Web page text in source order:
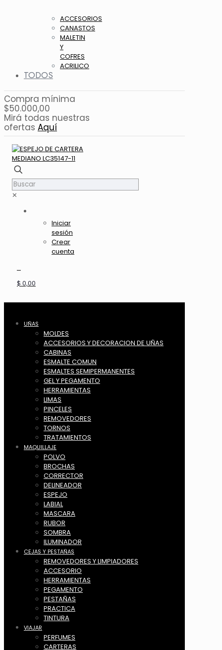
ACCESORIOS
CANASTOS
MALETIN
Y
COFRES
ACRILICO
TODOS
Compra mínima
$50.000,00
Mirá todas nuestras
ofertas Aquí
✕
Iniciar
sesión
Crear
cuenta
$ 0,00
UÑAS
MOLDES
ACCESORIOS Y DECORACION DE UÑAS
CABINAS
ESMALTE COMUN
ESMALTES SEMIPERMANENTES
GEL Y PEGAMENTO
HERRAMIENTAS
LIMAS
PINCELES
REMOVEDORES
TORNOS
TRATAMIENTOS
MAQUILLAJE
POLVO
BROCHAS
CORRECTOR
DELINEADOR
ESPEJO
LABIAL
MASCARA
RUBOR
SOMBRA
ILUMINADOR
CEJAS Y PESTAÑAS
REMOVEDORES Y LIMPIADORES
ACCESORIO
HERRAMIENTAS
PEGAMENTO
PESTAÑAS
PRACTICA
TINTURA
VIAJAR
PERFUMES
CARTERAS